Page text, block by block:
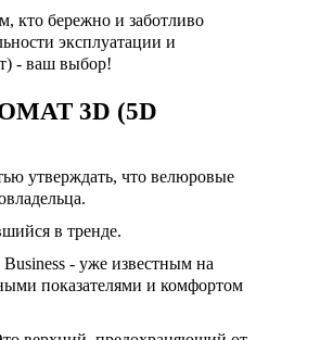
кто бережно и заботливо
эксплуатации и
- ваш выбор!
3D (5D
утверждать, что велюровые
в тренде.
- уже известным на
показателями и комфортом